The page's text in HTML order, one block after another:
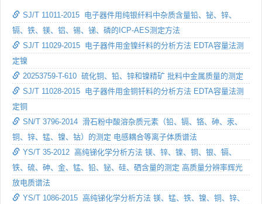
SJ/T 11011-2015 电子器件用纯银纤料中杂质含量铅、铋、锌、
镉、铁、镁、铝、锡、锑、磷的ICP-AES测定方法
SJ/T 11029-2015 电子器件用金镍纤料的分析方法 EDTA容量法测
定镍
20253759-T-610 硫化铜、铅、锌和镍精矿 批料中金属质量的测定
SJ/T 11028-2015 电子器件用金铜钎料的分析方法 EDTA容量法测
定铜
SN/T 3796-2014 滑石粉中酸溶杂质元素（铅、镉、铬、砷、汞、
铜、锌、锰、镍、钴）的测定 电感耦合等离子体质谱法
YS/T 35-2012 高纯锑化学分析方法 镁、锌、镍、铜、银、镉、
铁、硫、砷、金、锰、铅、铋、硅、硒含量的测定 高质量分辨率辉光
放电质谱法
YS/T 1086-2015 高纯锑化学分析方法 镁、锰、铁、镍、铜、锌、